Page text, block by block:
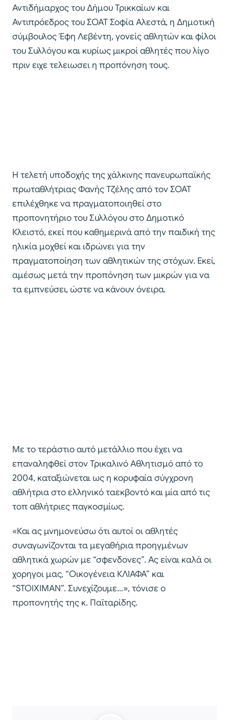
Αντιδήμαρχος του Δήμου Τρικκαίων και
Αντιπρόεδρος του ΣΟΑΤ Σοφία Αλεστά, η Δημοτική
σύμβουλος Έφη Λεβέντη, γονείς αθλητών και φίλοι
του Συλλόγου και κυρίως μικροί αθλητές που λίγο
πριν ειχε τελειωσει η προπόνηση τους.
Η τελετή υποδοχής της χάλκινης πανευρωπαϊκής
πρωταθλήτριας Φανής Τζέλης από τον ΣΟΑΤ
επιλέχθηκε να πραγματοποιηθεί στο
προπονητήριο του Συλλόγου στο Δημοτικό
Κλειστό, εκεί που καθημερινά από την παιδική της
ηλικία μοχθεί και ιδρώνει για την
πραγματοποίηση των αθλητικών της στόχων. Εκεί,
αμέσως μετά την προπόνηση των μικρών για να
τα εμπνεύσει, ώστε να κάνουν όνειρα.
Με το τεράστιο αυτό μετάλλιο που έχει να
επαναληφθεί στον Τρικαλινό Αθλητισμό από το
2004, καταξιώνεται ως η κορυφαία σύγχρονη
αθλήτρια στο ελληνικό ταεκβοντό και μία από τις
τοπ αθλήτριες παγκοσμίως.
«Και ας μνημονεύσω ότι αυτοί οι αθλητές
συναγωνίζονται τα μεγαθήρια προηγμένων
αθλητικά χωρών με “σφενδονες”. Ας είναι καλά οι
χορηγοι μας, “Οικογένεια ΚΛΙΑΦΑ” και
“STOIXIMAN”. Συνεχίζουμε…», τόνισε ο
προπονητής της κ. Παϊταρίδης.